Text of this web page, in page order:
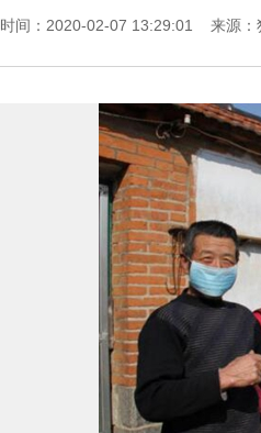
时间：2020-02-07 13:29:01 来源：